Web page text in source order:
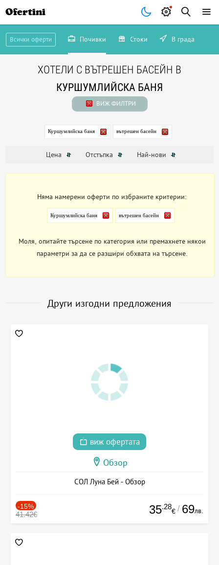
Ofertini
Всички оферти Почивки Стоки В града
ХОТЕЛИ С ВЪТРЕШЕН БАСЕЙН В
КУРШУМЛИЙСКА БАНЯ
ВИЖ ФИЛТРИ
Куршумлийска баня вътрешен басейн
Цена Отстъпка Най-нови
Няма намерени оферти по избраните критерии:
Куршумлийска баня вътрешен басейн
Моля, опитайте търсене по категория или премахнете някои
параметри за да се разшири обхвата на търсене.
Други изгодни предложения
виж офертата
Обзор
СОЛ Луна Бей - Обзор
-15%
41.42€ 35.28
€ / 69лв.